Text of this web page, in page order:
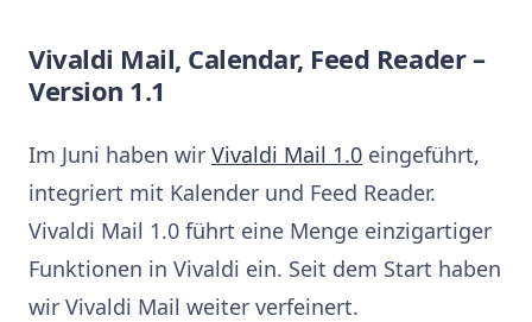
Vivaldi Mail, Calendar, Feed Reader –
Version 1.1
Im Juni haben wir Vivaldi Mail 1.0 eingeführt,
integriert mit Kalender und Feed Reader.
Vivaldi Mail 1.0 führt eine Menge einzigartiger
Funktionen in Vivaldi ein. Seit dem Start haben
wir Vivaldi Mail weiter verfeinert.